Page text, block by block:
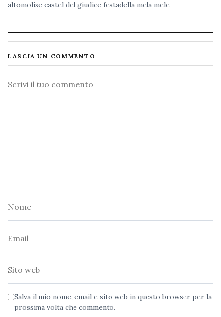
altomolise castel del giudice festadella mela mele
LASCIA UN COMMENTO
Commento
Salva il mio nome, email e sito web in questo browser per la
prossima volta che commento.